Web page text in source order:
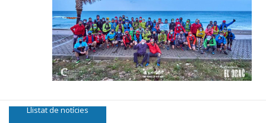
Llistat de notícies